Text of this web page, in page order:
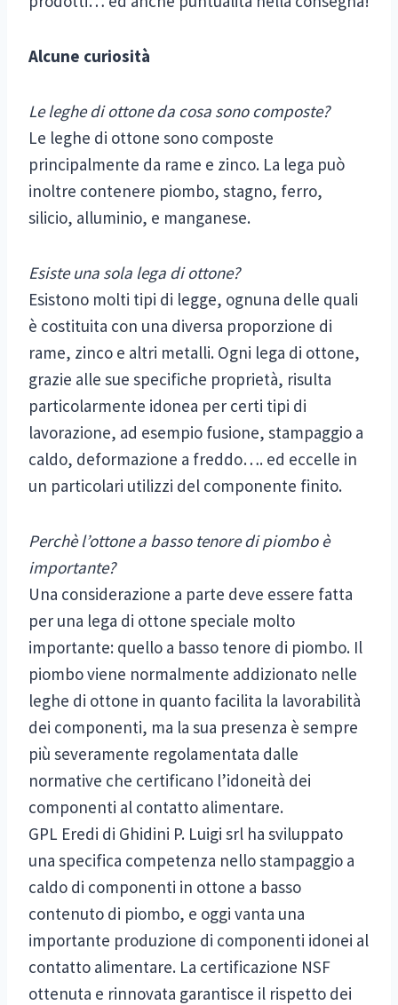
Alcune curiosità
Le leghe di ottone da cosa sono composte?
Le leghe di ottone sono composte
principalmente da rame e zinco. La lega può
inoltre contenere piombo, stagno, ferro,
silicio, alluminio, e manganese.
Esiste una sola lega di ottone?
Esistono molti tipi di legge, ognuna delle quali
è costituita con una diversa proporzione di
rame, zinco e altri metalli. Ogni lega di ottone,
grazie alle sue specifiche proprietà, risulta
particolarmente idonea per certi tipi di
lavorazione, ad esempio fusione, stampaggio a
caldo, deformazione a freddo…. ed eccelle in
un particolari utilizzi del componente finito.
Perchè l’ottone a basso tenore di piombo è
importante?
Una considerazione a parte deve essere fatta
per una lega di ottone speciale molto
importante: quello a basso tenore di piombo. Il
piombo viene normalmente addizionato nelle
leghe di ottone in quanto facilita la lavorabilità
dei componenti, ma la sua presenza è sempre
più severamente regolamentata dalle
normative che certificano l’idoneità dei
componenti al contatto alimentare.
GPL Eredi di Ghidini P. Luigi srl ha sviluppato
una specifica competenza nello stampaggio a
caldo di componenti in ottone a basso
contenuto di piombo, e oggi vanta una
importante produzione di componenti idonei al
contatto alimentare. La certificazione NSF
ottenuta e rinnovata garantisce il rispetto dei